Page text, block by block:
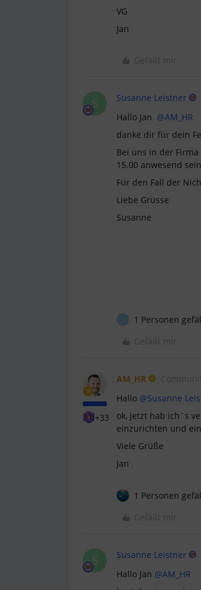
VG
Jan
Gefällt mir
S Susanne Leistner
Hallo Jan @AM_HR
danke dir für dein
Bei uns in der
15.00 anwesend
Für den Fall der
Liebe Grüsse
Susanne
1 Personen
Gefällt mir
+33
AM_HR
Hallo @Susanne
ok, jetzt hab ich`s
einzurichten und
Viele Grüße
Jan
1 Personen
Gefällt mir
S Susanne Leistner
Hallo Jan @AM_HR